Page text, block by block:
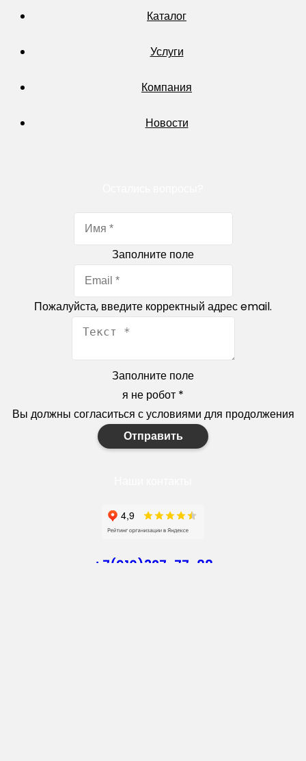
Каталог
Услуги
Компания
Новости
Заполните поле
Пожалуйста, введите корректный адрес email.
Заполните поле
я не робот *
Вы должны согласиться с условиями для продолжения
Отправить
+7(910)327-77-88